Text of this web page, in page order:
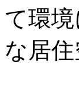
て環
な居